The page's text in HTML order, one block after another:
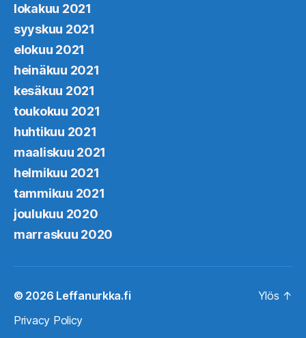
lokakuu 2021
syyskuu 2021
elokuu 2021
heinäkuu 2021
kesäkuu 2021
toukokuu 2021
huhtikuu 2021
maaliskuu 2021
helmikuu 2021
tammikuu 2021
joulukuu 2020
marraskuu 2020
© 2026 Leffanurkka.fi
Privacy Policy
Ylös ↑